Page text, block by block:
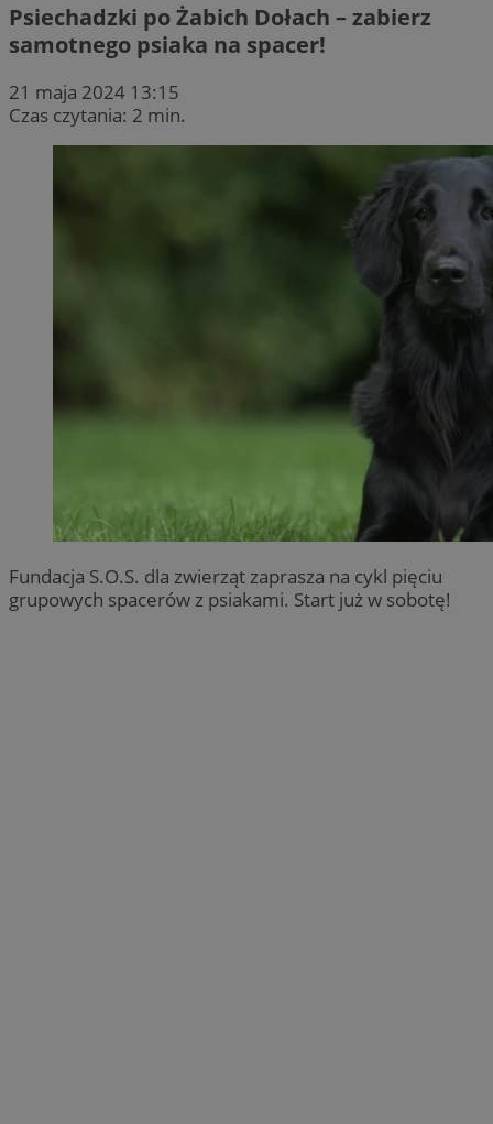
Psiechadzki po Żabich Dołach – zabierz
samotnego psiaka na spacer!
21 maja 2024 13:15
Czas czytania: 2 min.
Fundacja S.O.S. dla zwierząt zaprasza na cykl pięciu
grupowych spacerów z psiakami. Start już w sobotę!